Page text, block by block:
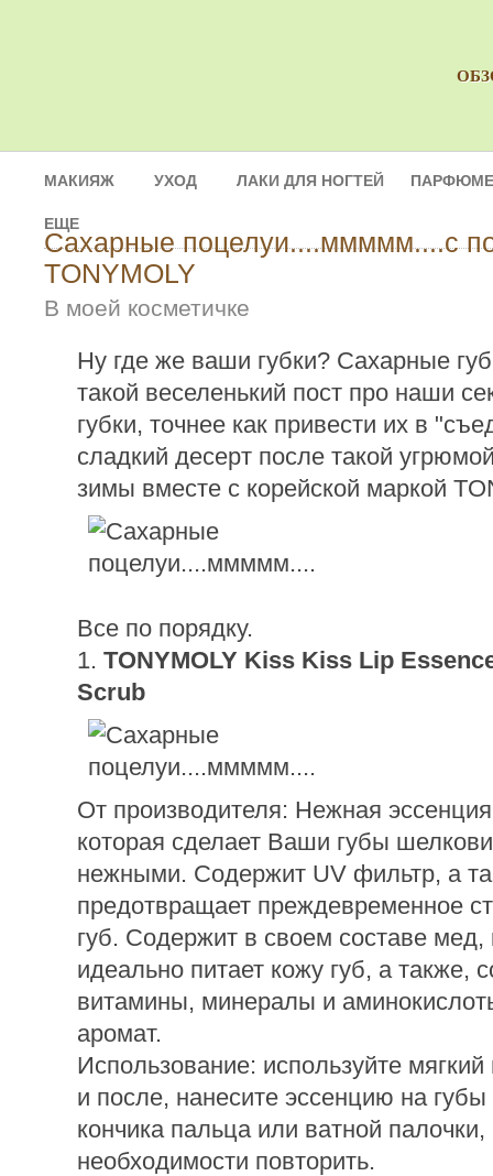
МАКИЯЖ УХОД ЛАКИ ДЛЯ НОГТЕЙ
ЕЩЕ
Сахарные поцелуи....ммммм....с
TONYMOLY
В моей косметичке
Ну где же ваши губки? Сахарные
такой веселенький пост про наши
губки, точнее как привести их в
сладкий десерт после такой
зимы вместе с корейской маркой
Все по порядку.
1. TONYMOLY Kiss Kiss Lip
Scrub
От производителя: Нежная
которая сделает Ваши губы
нежными. Содержит UV фильтр, а
предотвращает преждевременное
губ. Содержит в своем составе мед,
идеально питает кожу губ, а также,
витамины, минералы и
аромат.
Использование: используйте мягкий
и после, нанесите эссенцию на
кончика пальца или ватной палочки,
необходимости повторить.